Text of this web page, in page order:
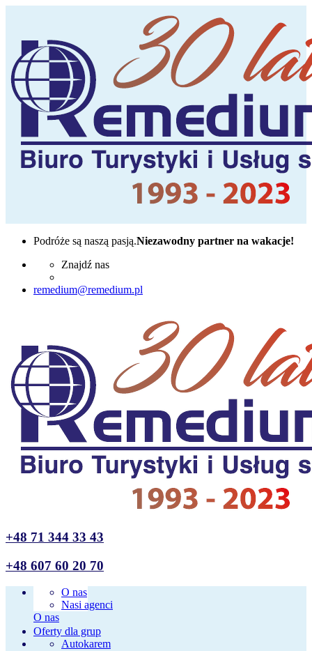
Podróże są naszą pasją.Niezawodny partner na wakacje!
Znajdź nas
remedium@remedium.pl
+48 71 344 33 43
+48 607 60 20 70
O nas
Nasi agenci
O nas
Oferty dla grup
Autokarem